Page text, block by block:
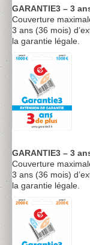
GARANTIE3 – 3
Couverture
3 ans (36 mois)
la garantie légale.
GARANTIE3 – 3
Couverture
3 ans (36 mois)
la garantie légale.